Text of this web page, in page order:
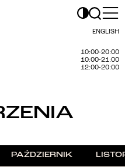
ENGLISH
10:00-20:00
10:00-21:00
12:00-20:00
PAŹDZIERNIK